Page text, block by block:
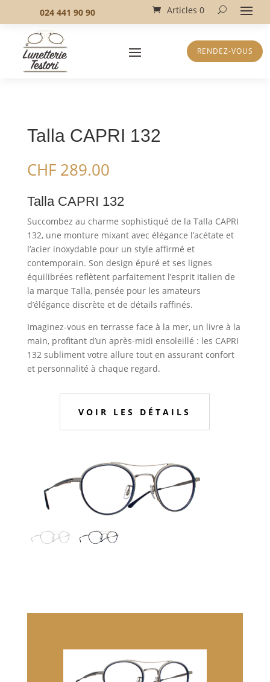
024 441 90 90 Articles 0
RENDEZ-VOUS
Talla CAPRI 132
CHF289.00
Talla CAPRI 132
Succombez au charme sophistiqué de la Talla CAPRI
132, une monture mixant avec élégance l’acétate et
l’acier inoxydable pour un style affirmé et
contemporain. Son design épuré et ses lignes
équilibrées reflètent parfaitement l’esprit italien de
la marque Talla, pensée pour les amateurs
d’élégance discrète et de détails raffinés.
Imaginez-vous en terrasse face à la mer, un livre à la
main, profitant d’un après-midi ensoleillé : les CAPRI
132 subliment votre allure tout en assurant confort
et personnalité à chaque regard.
VOIR LES DÉTAILS